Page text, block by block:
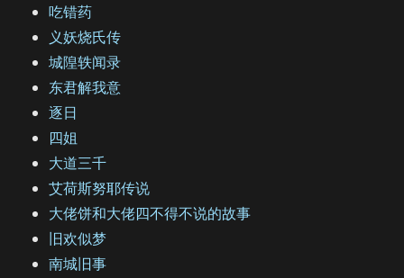
吃错药
义妖烧氏传
城隍轶闻录
东君解我意
逐日
四姐
大道三千
艾荷斯努耶传说
大佬饼和大佬四不得不说的故事
旧欢似梦
南城旧事